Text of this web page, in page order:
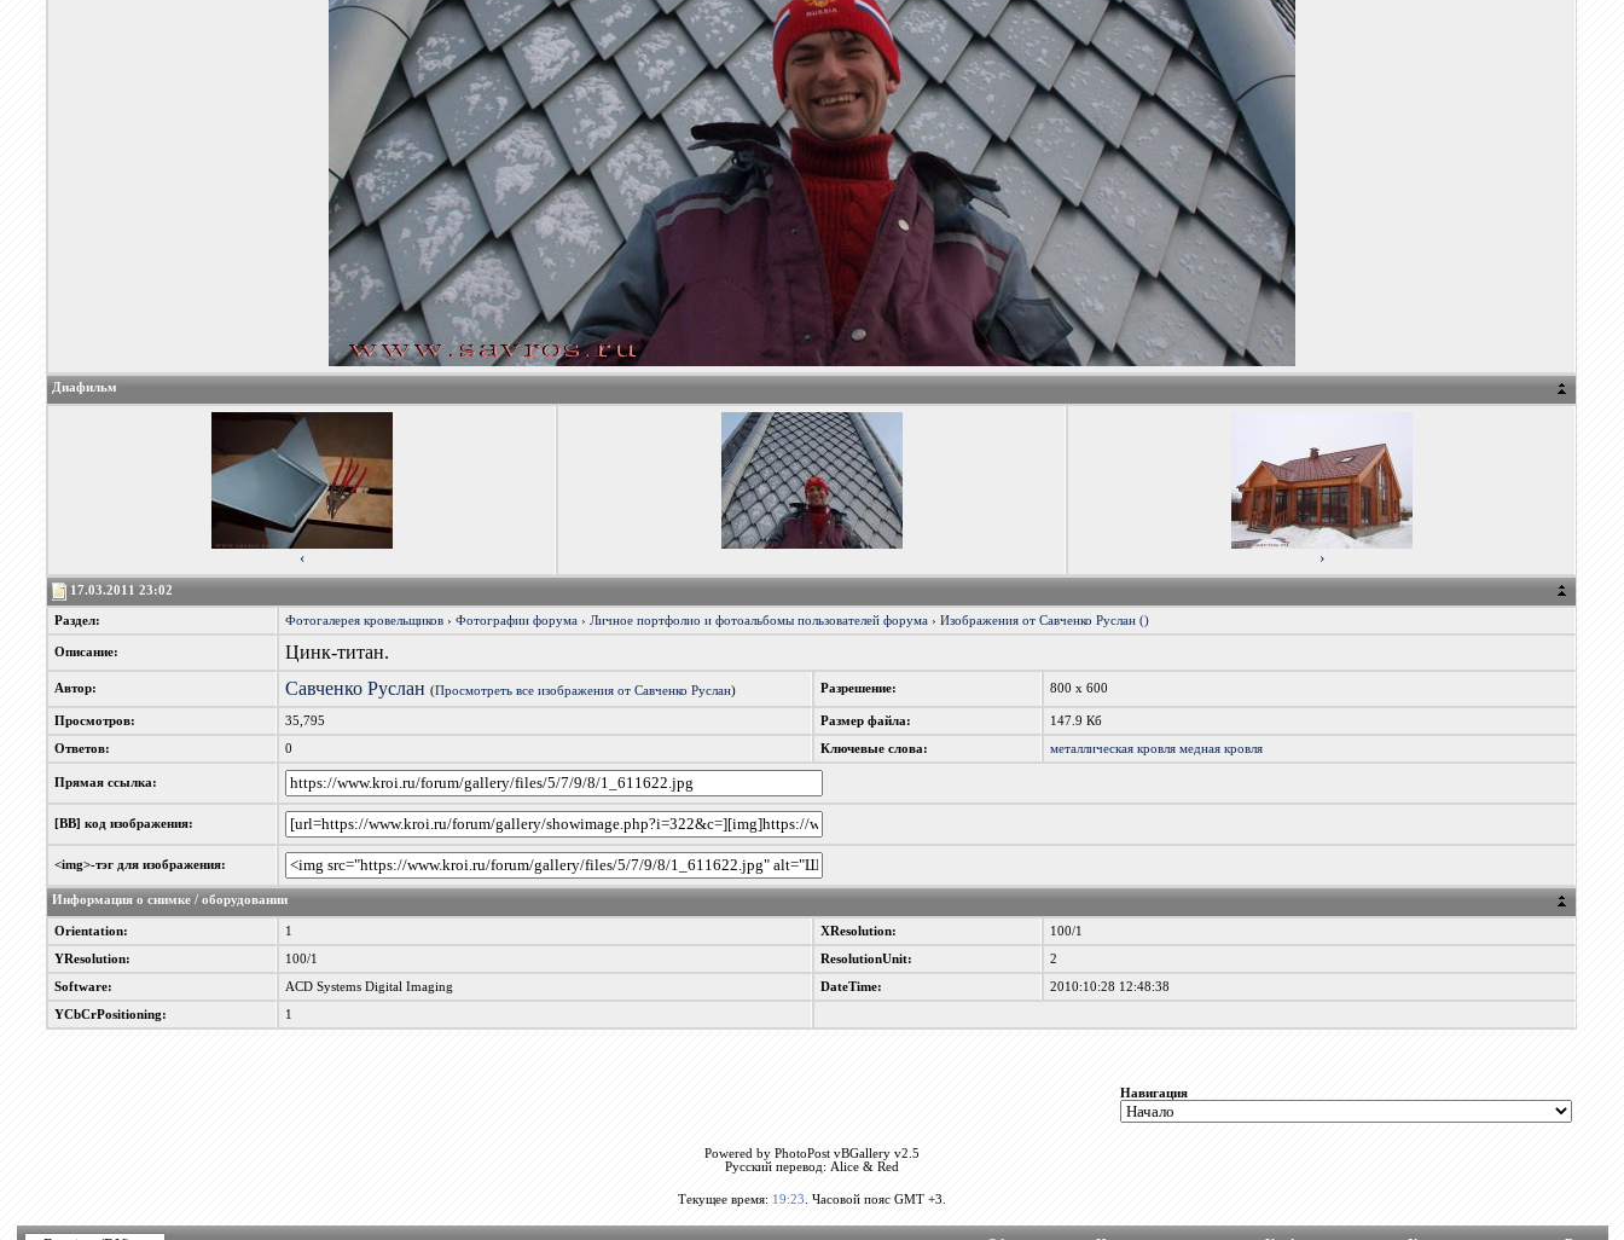
Диафильм
‹ ›
17.03.2011 23:02
Раздел: Фотогалерея кровельщиков ›Фотографии форума ›Личное портфолио и фотоальбомы пользователей форума ›Изображения от Савченко Руслан ()
Описание: Цинк-титан.
Автор: Савченко Руслан (Просмотреть все изображения от Савченко Руслан) Разрешение: 800 x 600
Просмотров: 35,795 Размер файла: 147.9 Кб
Ответов: 0 Ключевые слова: металлическая кровля медная кровля
Прямая ссылка:
[BB] код изображения:
<img>-тэг для изображения:
Информация о снимке / оборудовании
Orientation: 1 XResolution: 100/1
YResolution: 100/1 ResolutionUnit: 2
Software: ACD Systems Digital Imaging DateTime: 2010:10:28 12:48:38
YCbCrPositioning: 1
Навигация
Powered by PhotoPost vBGallery v2.5
Русский перевод: Alice & Red
Текущее время: 19:23 . Часовой пояс GMT +3.